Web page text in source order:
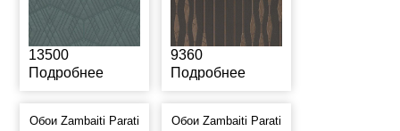
13500
Подробнее
9360
Подробнее
Обои Zambaiti Parati
Обои Zambaiti Parati